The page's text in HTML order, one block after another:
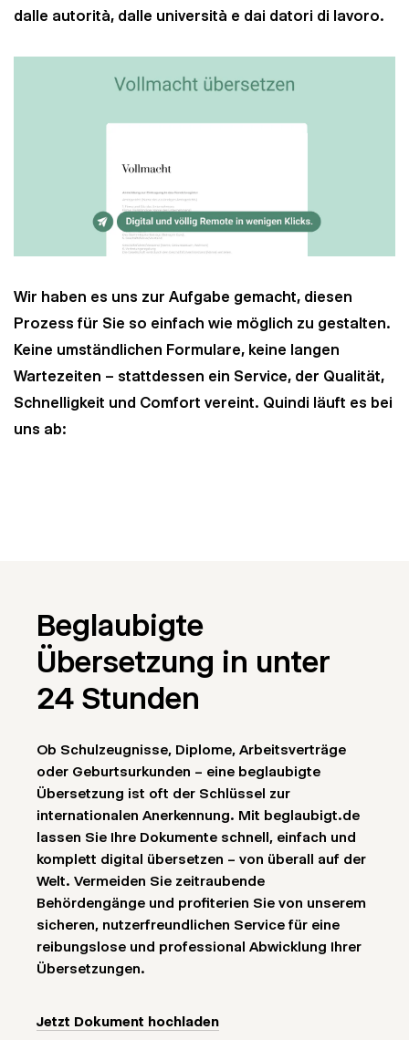
dalle autorità, dalle università e dai datori di lavoro.
Wir haben es uns zur Aufgabe gemacht, diesen
Prozess für Sie so einfach wie möglich zu gestalten.
Keine umständlichen Formulare, keine langen
Wartezeiten – stattdessen ein Service, der Qualität,
Schnelligkeit und Comfort vereint. Quindi läuft es bei
uns ab:
Beglaubigte
Übersetzung in unter
24 Stunden
Ob Schulzeugnisse, Diplome, Arbeitsverträge
oder Geburtsurkunden – eine beglaubigte
Übersetzung ist oft der Schlüssel zur
internationalen Anerkennung. Mit beglaubigt.de
lassen Sie Ihre Dokumente schnell, einfach und
komplett digital übersetzen – von überall auf der
Welt. Vermeiden Sie zeitraubende
Behördengänge und profiterien Sie von unserem
sicheren, nutzerfreundlichen Service für eine
reibungslose und professional Abwicklung Ihrer
Übersetzungen.
Jetzt Dokument hochladen